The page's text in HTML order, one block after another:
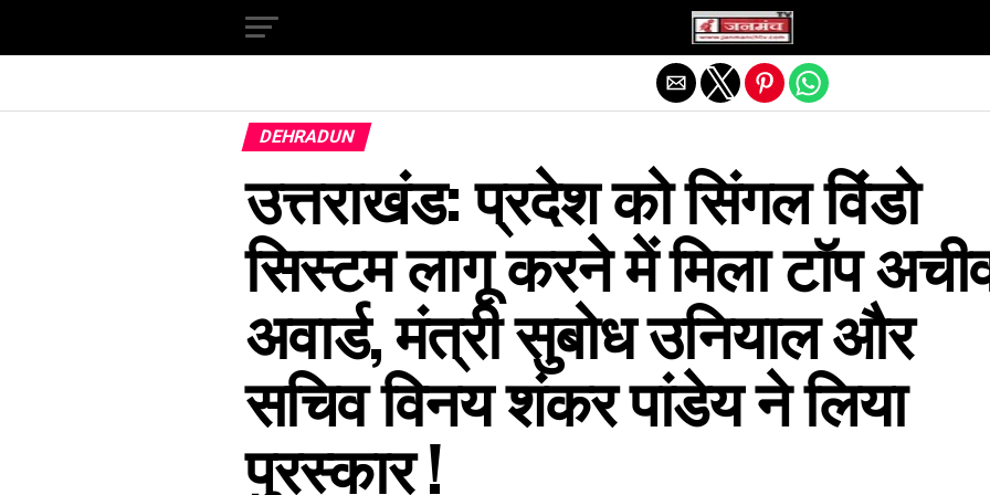
DEHRADUN
उत्तराखंड: प्रदेश को सिंगल विंडो
सिस्टम लागू करने में मिला टॉप
अवार्ड, मंत्री सुबोध उनियाल और
सचिव विनय शंकर पांडेय ने लिया
पुरस्कार !
Exit mobile version